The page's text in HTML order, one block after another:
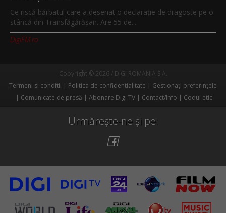
Ce riscă bărbatul care a desenat o declarație de dragoste pe o
stâncă din Transfăgărășan. Are 55 de...
DigiFM.ro
Copyright © 2026 / DIGI ROMANIA S.A.
Termeni si conditii
Politica de confidentialitate
Gestionați preferințele
Comunicate de presă
Abonare Digi TV Contact/Info Codul etic
Urmărește-ne și pe: